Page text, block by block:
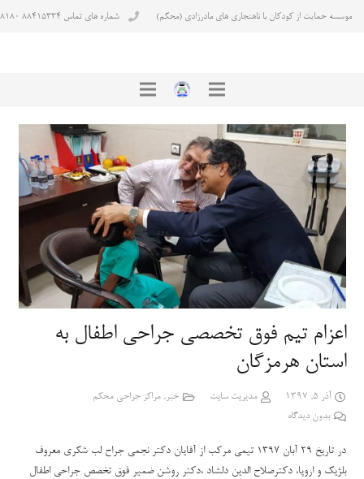
موسسه حمایت از کودکان با ناهنجاری های مادرزادی (محکم) شماره های تماس ۸۸۴۱۵۳۳۴ ۸۸۴۳۸۱۸۰
اعزام تیم فوق تخصصی جراحی اطفال به
استان هرمزگان
آذر 5, 1397 مدیریت سایت خبر , مراکز جراحی محکم
بدون دیدگاه
در تاریخ 29 آبان 1397 تیمی مرکب از آقایان دکتر نجمی جراح لب شکری معروف
بلژیک و اروپا، دکترصلاح الدین دلشاد ،دکتر روشن ضمیر فوق تخصص جراحی اطفال